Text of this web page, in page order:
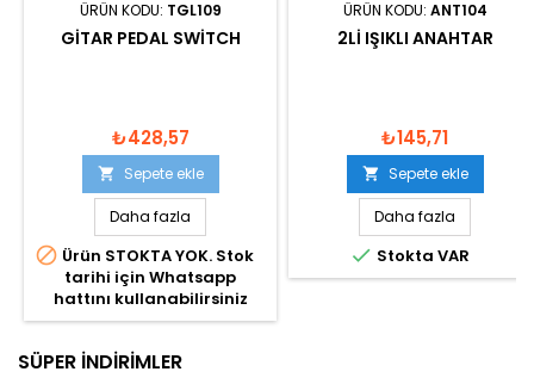
ÜRÜN KODU: TGL109
GITAR PEDAL SWITCH
₺428,57
 Sepete ekle
Daha fazla
 Ürün STOKTA YOK. Stok
tarihi için Whatsapp
hattını kullanabilirsiniz
ÜRÜN KODU: ANT104
2LI IŞIKLI ANAHTAR
₺145,71
 Sepete ekle
Daha fazla
 Stokta VAR
SÜPER İNDIRIMLER